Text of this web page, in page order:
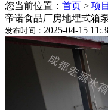
您当前位置： 首页 > 项
帝诺食品厂房地埋式箱
发布时间： 2025-04-15